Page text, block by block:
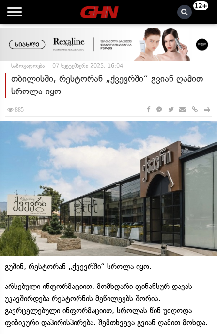
12+
საზოგადოება 07 სექტემბერი 2025, 16:04
თბილისში, რესტორან „ქვევრში“ გვიან ღამით
სროლა იყო
885
გუშინ, რესტორან „ქვევრში“ სროლა იყო.
არსებული ინფორმაციით, მომხდარი ფინანსურ დავას
უკავშირდება რესტორნის მეწილეებს შორის.
გავრცელებული ინფორმაციით, სროლას წინ უძღოდა
ფიზიკური დაპირისპირება. შემთხვევა გვიან ღამით მოხდა.